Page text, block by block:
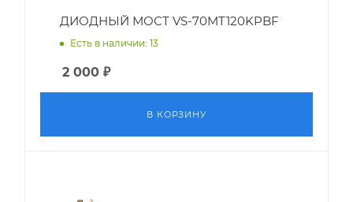
ДИОДНЫЙ МОСТ VS-70MT120KPBF
Есть в наличии: 13
2 000 ₽
В КОРЗИНУ